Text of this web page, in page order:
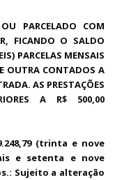
PARCELADO COM
FICANDO O SALDO
PARCELAS MENSAIS
OUTRA CONTADOS A
AS PRESTAÇÕES
A R$ 500,00
(trinta e nove
e setenta e nove
Sujeito a alteração